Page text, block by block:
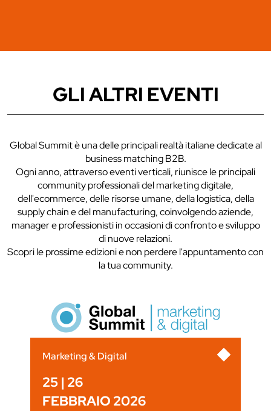
GLI ALTRI EVENTI
Global Summit è una delle principali realtà italiane dedicate al
business matching B2B.
Ogni anno, attraverso eventi verticali, riunisce le principali
community professionali del marketing digitale,
dell'ecommerce, delle risorse umane, della logistica, della
supply chain e del manufacturing, coinvolgendo aziende,
manager e professionisti in occasioni di confronto e sviluppo
di nuove relazioni.
Scopri le prossime edizioni e non perdere l'appuntamento con
la tua community.
Marketing & Digital
25 | 26
FEBBRAIO 2026